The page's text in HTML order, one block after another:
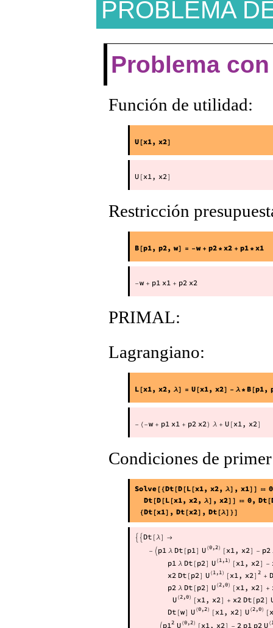
PROBLEMA
Problema
Función de utilidad:
Restricción
PRIMAL:
Lagrangiano:
Condiciones de